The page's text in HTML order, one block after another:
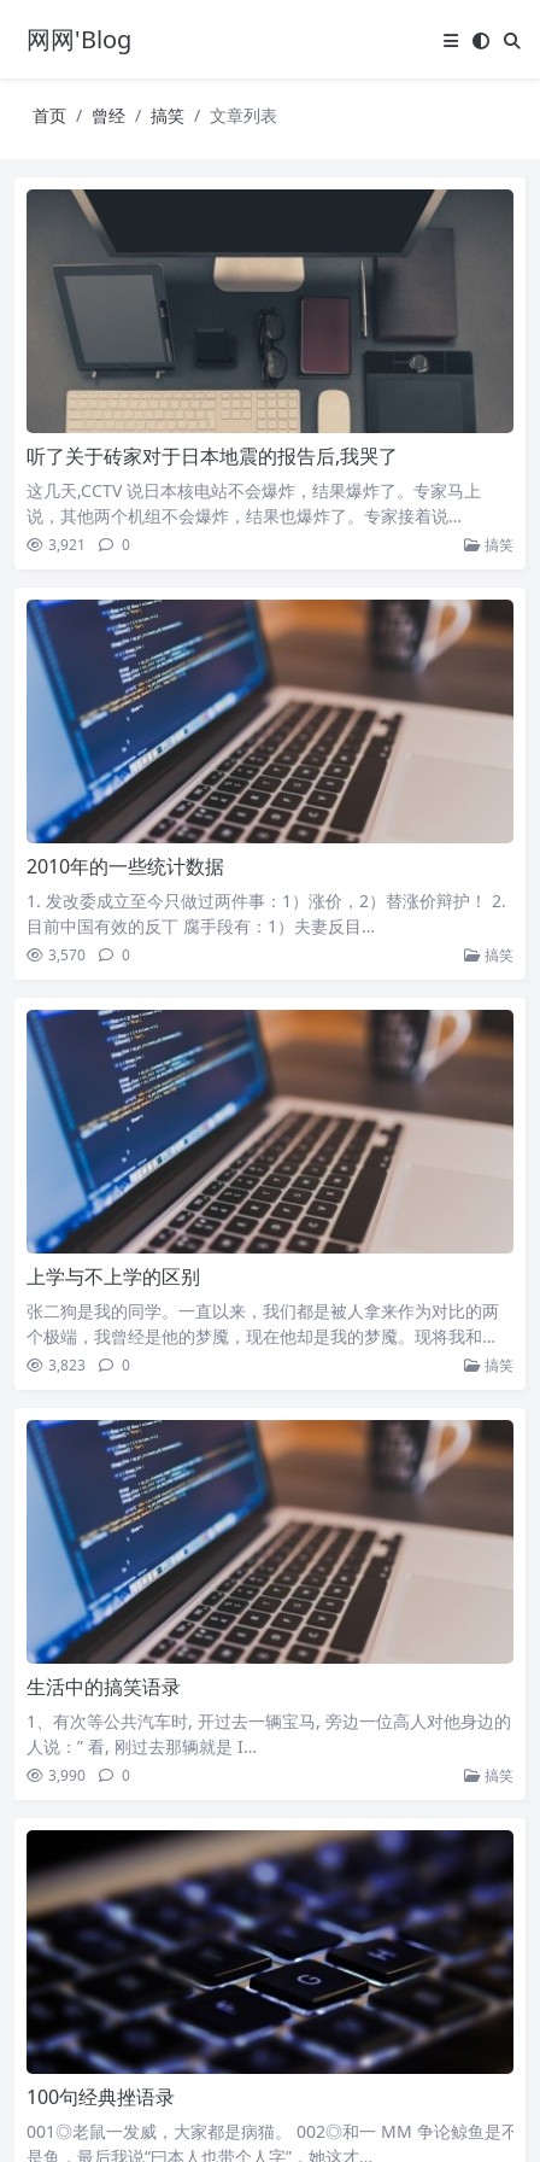
网网'Blog
首页 曾经 搞笑 文章列表
听了关于砖家对于日本地震的报告后,我哭了
这几天,CCTV 说日本核电站不会爆炸，结果爆炸了。专家马上
说，其他两个机组不会爆炸，结果也爆炸了。专家接着说…
3,921 0 搞笑
2010年的一些统计数据
1. 发改委成立至今只做过两件事：1）涨价，2）替涨价辩护！ 2.
目前中国有效的反丅 腐手段有：1）夫妻反目…
3,570 0 搞笑
上学与不上学的区别
张二狗是我的同学。一直以来，我们都是被人拿来作为对比的两
个极端，我曾经是他的梦魇，现在他却是我的梦魇。现将我和…
3,823 0 搞笑
生活中的搞笑语录
1、有次等公共汽车时, 开过去一辆宝马, 旁边一位高人对他身边的
人说：” 看, 刚过去那辆就是 I…
3,990 0 搞笑
100句经典挫语录
001◎老鼠一发威，大家都是病猫。 002◎和一 MM 争论鲸鱼是不
是鱼，最后我说“曰本人也带个人字”，她这才…